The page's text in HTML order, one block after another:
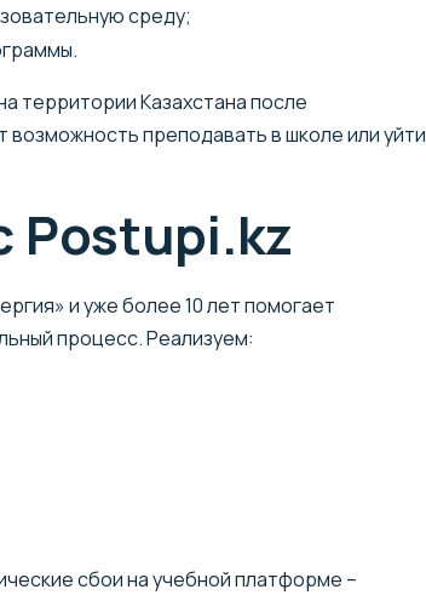
среду;
территории Казахстана после
преподавать в школе или уйти
Postupi.kz
и уже более 10 лет помогает
процесс. Реализуем:
сбои на учебной платформе –
СПО